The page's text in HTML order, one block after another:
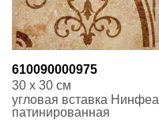
610090000975
30 x 30 см
угловая вставка Нинфеа
патинированная